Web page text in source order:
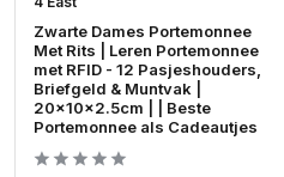
Zwarte Dames Portemonnee
Met Rits | Leren Portemonnee
met RFID - 12 Pasjeshouders,
Briefgeld & Muntvak |
20x10x2.5cm | | Beste
Portemonnee als Cadeautjes